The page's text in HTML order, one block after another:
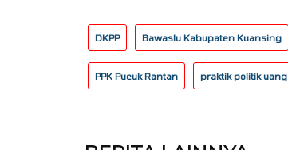
DKPP Bawaslu Kabupaten Kuansing
PPK Pucuk Rantan praktik politik uang